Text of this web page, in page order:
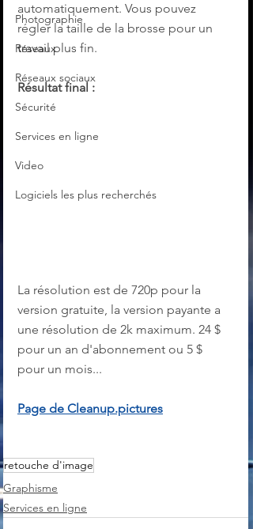
Photographie
Réseaux
Réseaux sociaux
Sécurité
Services en ligne
Video
Logiciels les plus recherchés
automatiquement. Vous pouvez
régler la taille de la brosse pour un
travail plus fin.
Résultat final :
La résolution est de 720p pour la
version gratuite, la version payante a
une résolution de 2k maximum. 24 $
pour un an d'abonnement ou 5 $
pour un mois...
Page de Cleanup.pictures
retouche d'image
Graphisme
Services en ligne